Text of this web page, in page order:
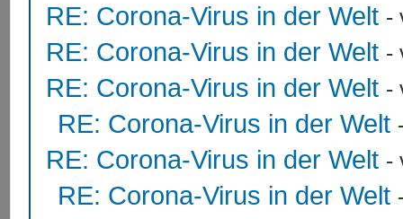
RE: Corona-Virus in der Welt -
RE: Corona-Virus in der Welt -
RE: Corona-Virus in der Welt -
RE: Corona-Virus in der Welt
RE: Corona-Virus in der Welt -
RE: Corona-Virus in der Welt